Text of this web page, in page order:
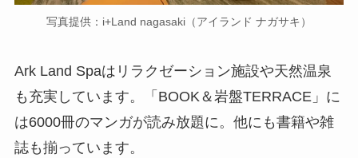
写真提供：i+Land nagasaki（アイランド ナガサキ）
Ark Land Spaはリラクゼーション施設や天然温泉
も充実しています。「BOOK＆岩盤TERRACE」に
は6000冊のマンガが読み放題に。他にも書籍や雑
誌も揃っています。